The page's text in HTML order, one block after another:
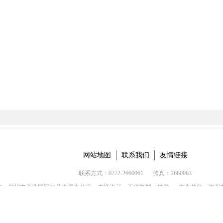
网站地图 联系我们 友情链接
联系方式：0772-2660061
传真：2660063
：柳州市产业园区改革发展办公室，未经许可，不得复制、转载
主办单位：柳州